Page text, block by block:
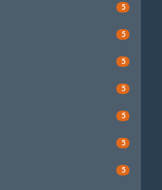
5
5
5
5
5
5
5